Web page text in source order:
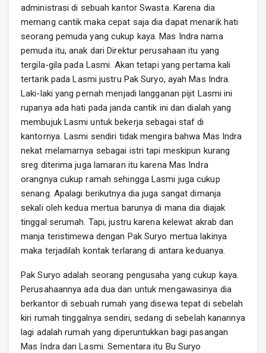
administrasi di sebuah kantor Swasta. Karena dia
memang cantik maka cepat saja dia dapat menarik hati
seorang pemuda yang cukup kaya. Mas Indra nama
pemuda itu, anak dari Direktur perusahaan itu yang
tergila-gila pada Lasmi. Akan tetapi yang pertama kali
tertarik pada Lasmi justru Pak Suryo, ayah Mas Indra.
Laki-laki yang pernah menjadi langganan pijit Lasmi ini
rupanya ada hati pada janda cantik ini dan dialah yang
membujuk Lasmi untuk bekerja sebagai staf di
kantornya. Lasmi sendiri tidak mengira bahwa Mas Indra
nekat melamarnya sebagai istri tapi meskipun kurang
sreg diterima juga lamaran itu karena Mas Indra
orangnya cukup ramah sehingga Lasmi juga cukup
senang. Apalagi berikutnya dia juga sangat dimanja
sekali oleh kedua mertua barunya di mana dia diajak
tinggal serumah. Tapi, justru karena kelewat akrab dan
manja teristimewa dengan Pak Suryo mertua lakinya
maka terjadilah kontak terlarang di antara keduanya.
Pak Suryo adalah seorang pengusaha yang cukup kaya.
Perusahaannya ada dua dan untuk mengawasinya dia
berkantor di sebuah rumah yang disewa tepat di sebelah
kiri rumah tinggalnya sendiri, sedang di sebelah kanannya
lagi adalah rumah yang diperuntukkan bagi pasangan
Mas Indra dan Lasmi. Sementara itu Bu Suryo